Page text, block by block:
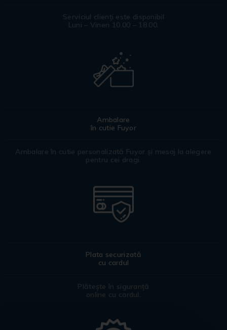
Serviciul clienți este disponibil
Luni – Vineri 10.00 – 18.00.
Ambalare
în cutie Fuyor
Ambalare în cutie personalizată Fuyor și mesaj la alegere
pentru cei dragi.
Plata securizată
cu cardul
Plătește în siguranță
online cu cardul.